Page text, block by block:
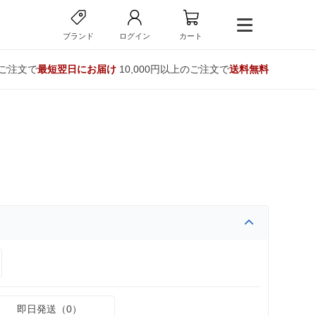
ブランド ログイン カート
注文で最短翌日にお届け10,000円以上のご注文で送料無料
即日発送（0）